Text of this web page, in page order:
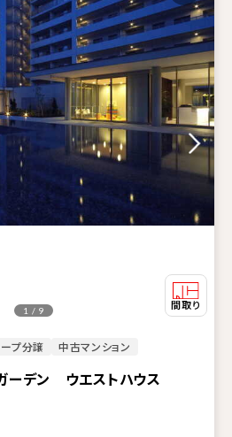
プ分譲 中古マンション
デン ウエストハウス
1 / 9